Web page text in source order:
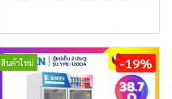
สินค้าใหม่ -19%